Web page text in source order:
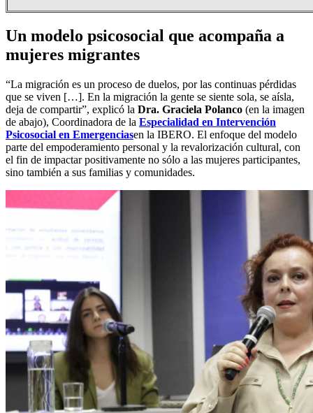
Un modelo psicosocial que acompaña a
mujeres migrantes
“La migración es un proceso de duelos, por las continuas pérdidas
que se viven […]. En la migración la gente se siente sola, se aísla,
deja de compartir”, explicó la Dra. Graciela Polanco (en la imagen
de abajo), Coordinadora de la Especialidad en Intervención
Psicosocial en Emergenciasen la IBERO. El enfoque del modelo
parte del empoderamiento personal y la revalorización cultural, con
el fin de impactar positivamente no sólo a las mujeres participantes,
sino también a sus familias y comunidades.